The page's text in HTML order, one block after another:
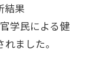
結果
学民による健
ました。